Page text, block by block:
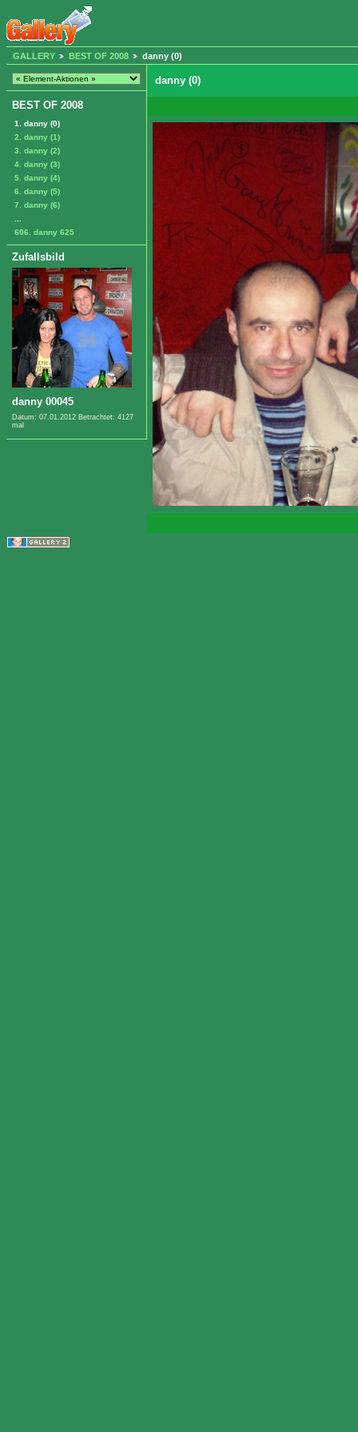
GALLERY BEST OF 2008 danny (0)
BEST OF 2008
1. danny (0)
2. danny (1)
3. danny (2)
4. danny (3)
5. danny (4)
6. danny (5)
7. danny (6)
606. danny 625
Zufallsbild
danny 00045
Datum: 07.01.2012 Betrachtet: 4127
mal
danny (0)